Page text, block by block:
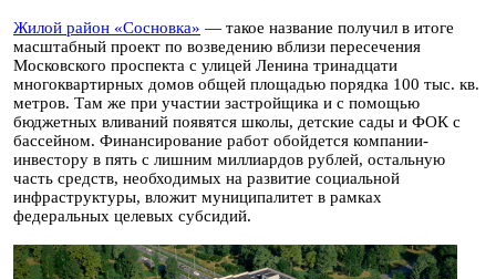
Жилой район «Сосновка» — такое название получил в итоге
масштабный проект по возведению вблизи пересечения
Московского проспекта с улицей Ленина тринадцати
многоквартирных домов общей площадью порядка 100 тыс. кв.
метров. Там же при участии застройщика и с помощью
бюджетных вливаний появятся школы, детские сады и ФОК с
бассейном. Финансирование работ обойдется компании-
инвестору в пять с лишним миллиардов рублей, остальную
часть средств, необходимых на развитие социальной
инфраструктуры, вложит муниципалитет в рамках
федеральных целевых субсидий.